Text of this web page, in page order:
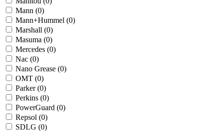
Mann (0)
Mann+Hummel (0)
Marshall (0)
Masuma (0)
Mercedes (0)
Nac (0)
Nano Grease (0)
OMT (0)
Parker (0)
Perkins (0)
PowerGuard (0)
Repsol (0)
SDLG (0)